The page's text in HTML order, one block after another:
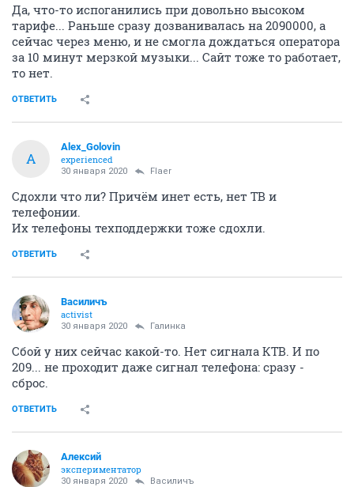
Да, что-то испоганились при довольно высоком
тарифе... Раньше сразу дозванивалась на 2090000, а
сейчас через меню, и не смогла дождаться оператора
за 10 минут мерзкой музыки... Сайт тоже то работает,
то нет.
ОТВЕТИТЬ
A
Alex_Golovin
experienced
30 января 2020 Flaer
Сдохли что ли? Причём инет есть, нет ТВ и
телефонии.
Их телефоны техподдержки тоже сдохли.
ОТВЕТИТЬ
Василичъ
activist
30 января 2020 Галинка
Сбой у них сейчас какой-то. Нет сигнала КТВ. И по
209... не проходит даже сигнал телефона: сразу -
сброс.
ОТВЕТИТЬ
Алексий
экспериментатор
30 января 2020 Василичъ